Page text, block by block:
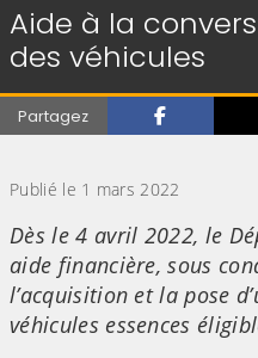
Aide à la
des véhicules
Partagez
Publié le 1 mars 2022
Dès le 4 avril 2022, le
aide financière, sous
l’acquisition et la pose
véhicules essences